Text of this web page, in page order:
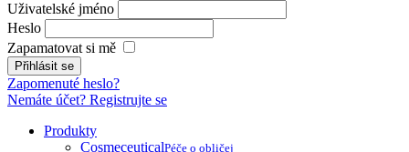
Uživatelské jméno
Heslo
Zapamatovat si mě
Zapomenuté heslo?
Nemáte účet? Registrujte se
Produkty
CosmeceuticalPéče o obličej